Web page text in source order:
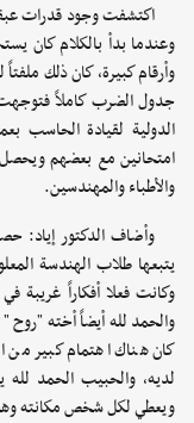
اكتشفت وجود قدرات
وعندما بدأ بالكلام كان
وأرقام كبيرة، كان ذلك
جدول الضرب كاملاً
امتحانين مع بعضهم
والأطباء والمهندسين.
وأضاف الدكتور إياد:
يتبعها طلاب الهندسة
وكانت فعلا أفكاراً
والحمد لله أيضاً أخته "روح
كان هناك اهتمام كبير من
لديه، والحبيب الحمد لله
ويعطي لكل شخص مكانته